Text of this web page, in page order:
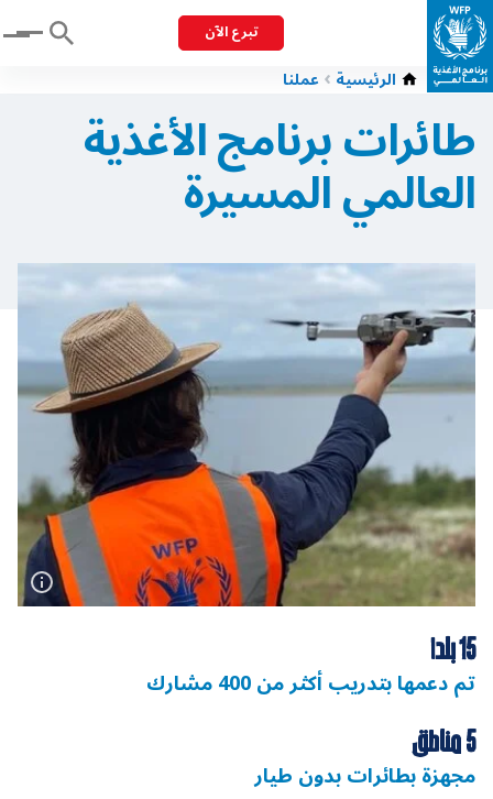
تبرع الآن Menu
الرئيسية عملنا
طائرات برنامج الأغذية
العالمي المسيرة
15 بلدا
تم دعمها بتدريب أكثر من 400 مشارك
5 مناطق
مجهزة بطائرات بدون طيار